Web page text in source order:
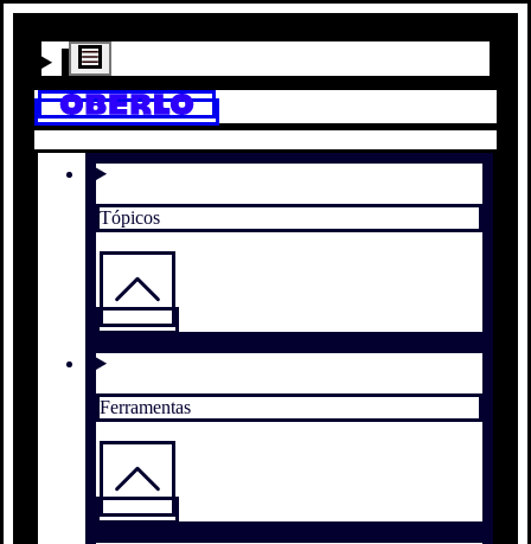
Tópicos
Ferramentas